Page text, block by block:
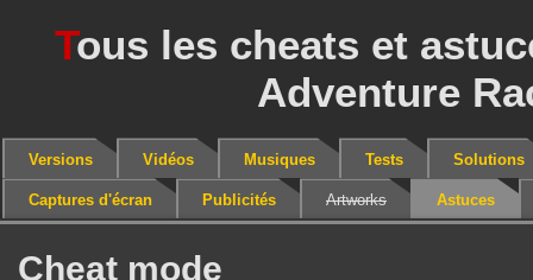
Tous les cheats et
Adventure
Versions Vidéos Musiques Tests Solutions
Captures d'écran Publicités Artworks Astuces
Cheat mode